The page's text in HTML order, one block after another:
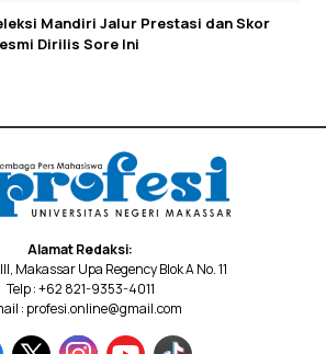
Mandiri Jalur Prestasi dan Skor
Dirilis Sore Ini
Alamat Redaksi:
Makassar Upa Regency Blok A No. 11
Telp : +62 821-9353-4011
: profesi.online@gmail.com